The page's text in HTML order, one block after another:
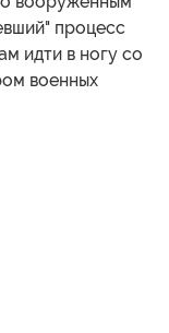
процесс
идти в ногу со
военных